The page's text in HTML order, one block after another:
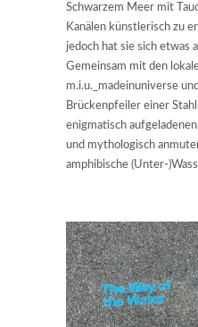
Schwarzem Meer mit
Kanälen künstlerisch zu
jedoch hat sie sich etwas
Gemeinsam mit den
m.i.u._madeinuniverse
Brückenpfeiler einer
enigmatisch
und mythologisch
amphibische (Unter-